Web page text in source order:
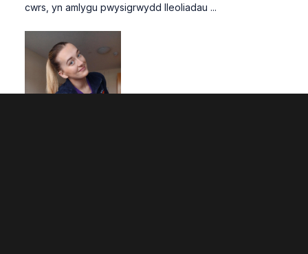
cwrs, yn amlygu pwysigrwydd lleoliadau ...